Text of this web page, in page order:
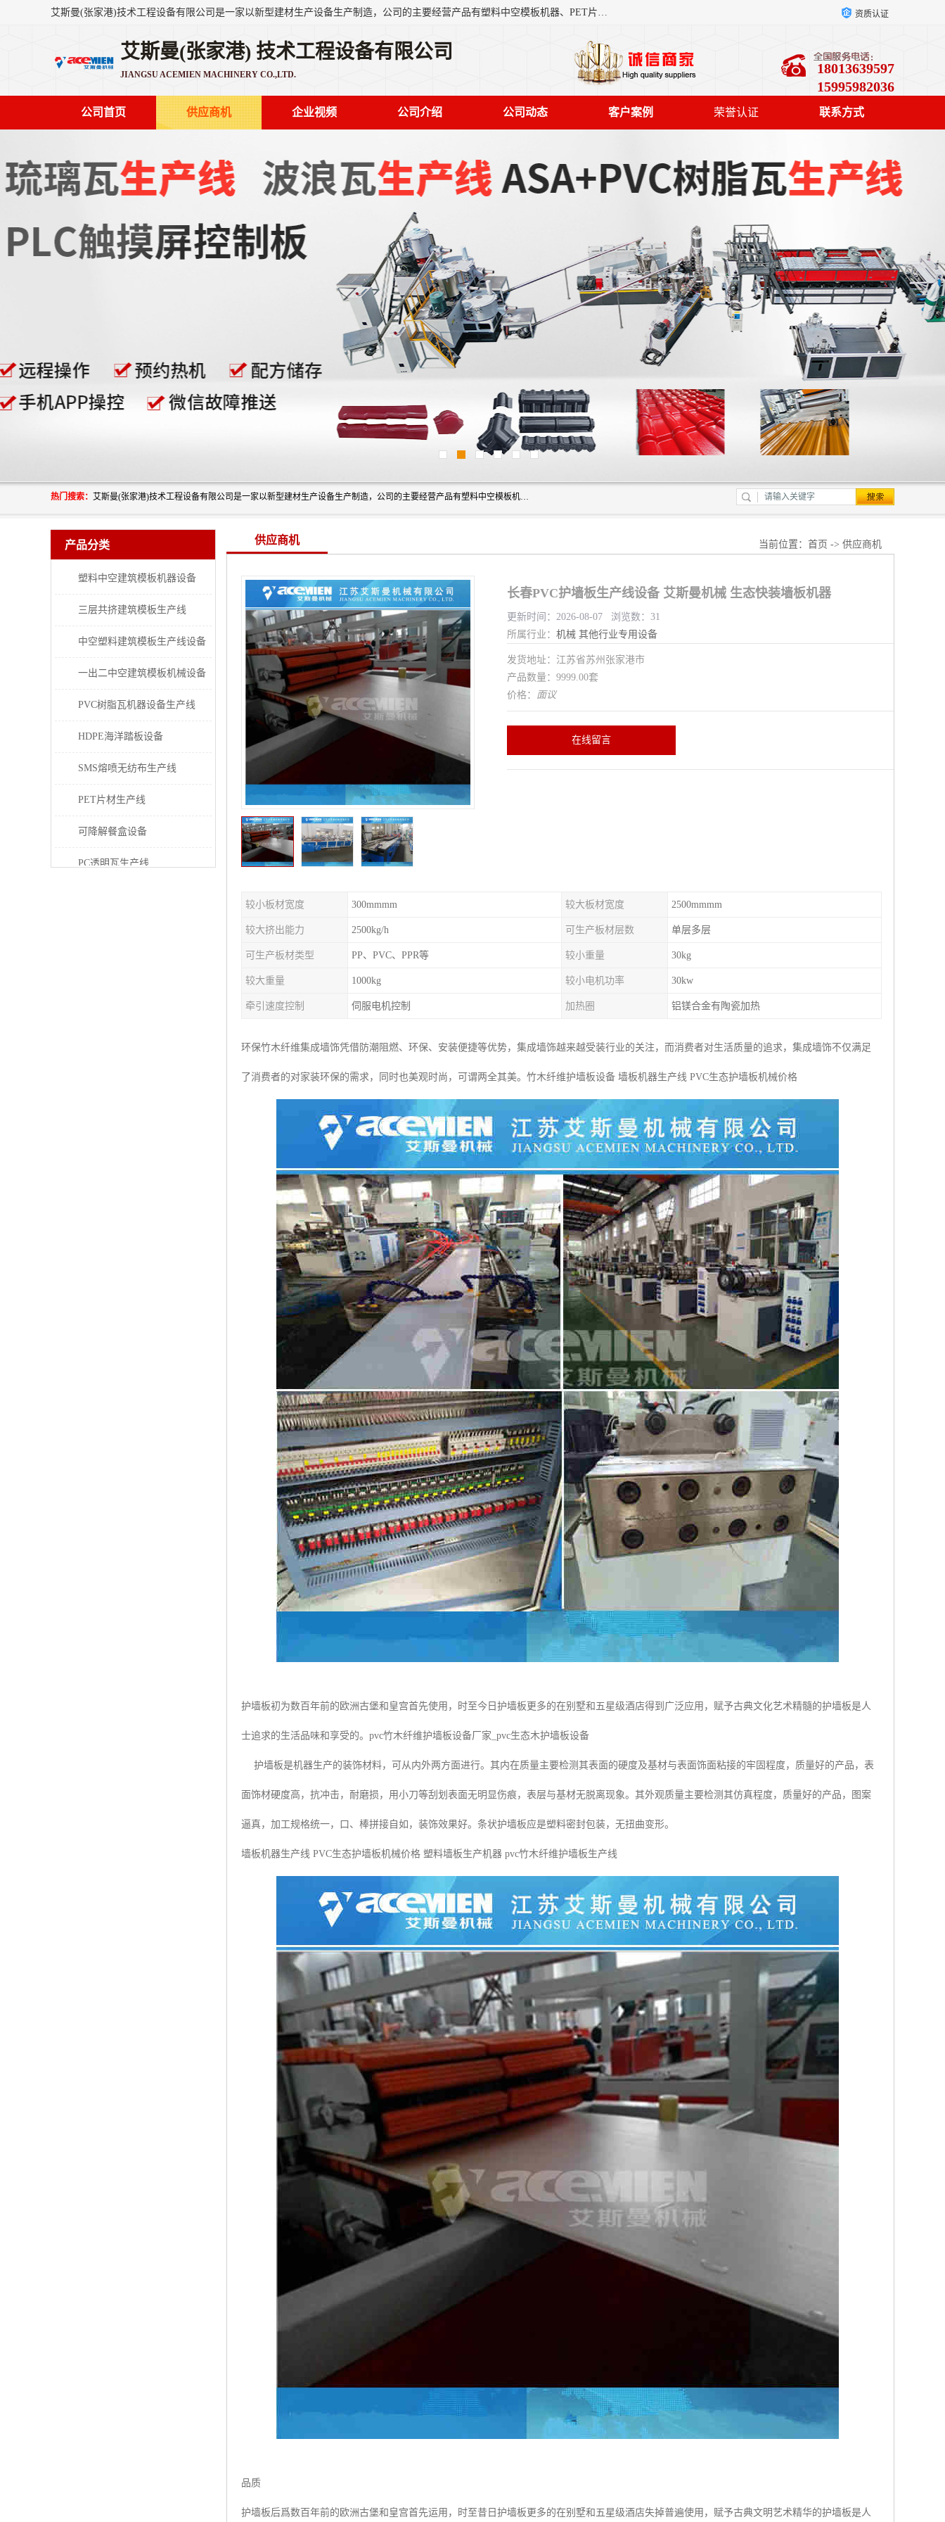
艾斯曼(张家港)技术工程设备有限公司是一家以新型建材生产设备生产制造，公司的主要经营产品有塑料中空模板机器、PET片材设备、可降解餐盒设备、树脂瓦设备、管材生产线、琉璃瓦设备等，艾斯曼机械在国内及国外享有较高盛誉拥有众多长期合作的老客户。 资质认证
艾斯曼(张家港) 技术工程设备有限公司
JIANGSU ACEMIEN MACHINERY CO.,LTD.
18013639597
15995982036
公司首页 供应商机 企业视频 公司介绍 公司动态 客户案例 荣誉认证 联系方式
热门搜索： 艾斯曼(张家港)技术工程设备有限公司是一家以新型建材生产设备生产制造，公司的主要经营产品有塑料中空模板机器、PET片材设备、可降解餐盒设备、树脂瓦设备、管材生产线、琉璃瓦设备等，艾斯曼机械在国内及国外享有较高盛誉拥有众多长期合作的老客户。
产品分类
塑料中空建筑模板机器设备
三层共挤建筑模板生产线
中空塑料建筑模板生产线设备
一出二中空建筑模板机械设备
PVC树脂瓦机器设备生产线
HDPE海洋踏板设备
SMS熔喷无纺布生产线
PET片材生产线
可降解餐盒设备
PC透明瓦生产线
供应商机 当前位置： 首页 -> 供应商机
长春PVC护墙板生产线设备 艾斯曼机械 生态快装墙板机器
更新时间：2026-08-07 浏览数：31
所属行业： 机械 其他行业专用设备
发货地址：江苏省苏州张家港市
产品数量：9999.00套
价格： 面议
在线留言
较小板材宽度 300mmmm 较大板材宽度 2500mmmm
较大挤出能力 2500kg/h 可生产板材层数 单层多层
可生产板材类型 PP、PVC、PPR等 较小重量 30kg
较大重量 1000kg 较小电机功率 30kw
牵引速度控制 伺服电机控制 加热圈 铝镁合金有陶瓷加热
环保竹木纤维集成墙饰凭借防潮阻燃、环保、安装便捷等优势，集成墙饰越来越受装行业的关注，而消费者对生活质量的追求，集成墙饰不仅满足
了消费者的对家装环保的需求，同时也美观时尚，可谓两全其美。竹木纤维护墙板设备 墙板机器生产线 PVC生态护墙板机械价格
护墙板初为数百年前的欧洲古堡和皇宫首先使用，时至今日护墙板更多的在别墅和五星级酒店得到广泛应用，赋予古典文化艺术精髓的护墙板是人
士追求的生活品味和享受的。pvc竹木纤维护墙板设备厂家_pvc生态木护墙板设备
护墙板是机器生产的装饰材料，可从内外两方面进行。其内在质量主要检测其表面的硬度及基材与表面饰面粘接的牢固程度，质量好的产品，表
面饰材硬度高，抗冲击，耐磨损，用小刀等刮划表面无明显伤痕，表层与基材无脱离现象。其外观质量主要检测其仿真程度，质量好的产品，图案
逼真，加工规格统一，口、棒拼接自如，装饰效果好。条状护墙板应是塑料密封包装，无扭曲变形。
墙板机器生产线 PVC生态护墙板机械价格 塑料墙板生产机器 pvc竹木纤维护墙板生产线
品质
护墙板后爲数百年前的欧洲古堡和皇宫首先运用，时至昔日护墙板更多的在别墅和五星级酒店失掉普遍使用，赋予古典文明艺术精华的护墙板是人